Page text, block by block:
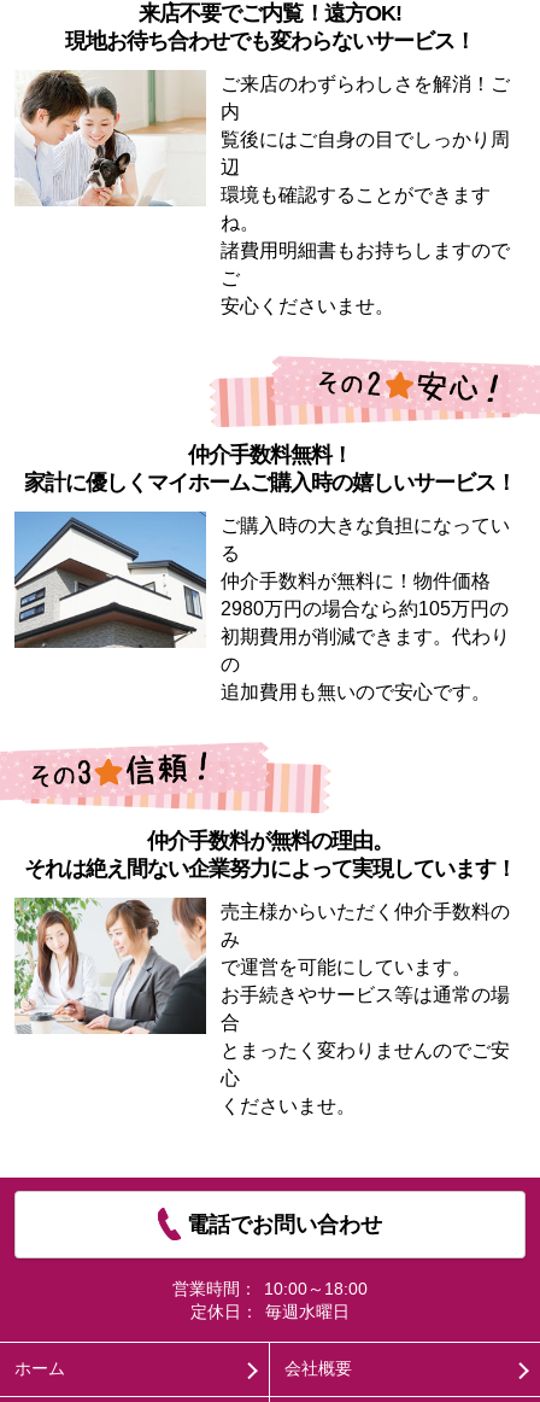
来店不要でご内覧！遠方OK!
現地お待ち合わせでも変わらないサービス！
ご来店のわずらわしさを解消！ご
内
覧後にはご自身の目でしっかり周
辺
環境も確認することができます
ね。
諸費用明細書もお持ちしますので
ご
安心くださいませ。
仲介手数料無料！
家計に優しくマイホームご購入時の嬉しいサービス！
ご購入時の大きな負担になってい
る
仲介手数料が無料に！物件価格
2980万円の場合なら約105万円の
初期費用が削減できます。代わり
の
追加費用も無いので安心です。
仲介手数料が無料の理由。
それは絶え間ない企業努力によって実現しています！
売主様からいただく仲介手数料の
み
で運営を可能にしています。
お手続きやサービス等は通常の場
合
とまったく変わりませんのでご安
心
くださいませ。
電話でお問い合わせ
営業時間：
10:00～18:00
定休日：
毎週水曜日
ホーム 会社概要